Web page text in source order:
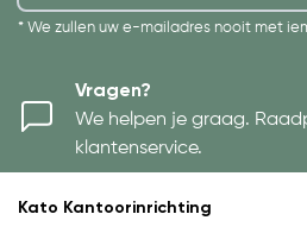
* We zullen uw e-mailadres nooit met
Vragen?
We helpen je graag.
klantenservice.
Kato Kantoorinrichting